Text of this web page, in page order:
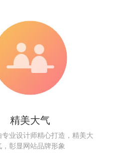
精美大气
专业设计师精心打造，精美大
，彰显网站品牌形象